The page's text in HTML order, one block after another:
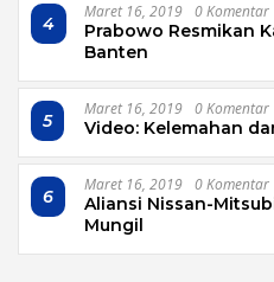
4
Maret 16, 2019 0 Komentar
Prabowo Resmikan
Banten
5
Maret 16, 2019 0 Komentar
Video: Kelemahan
6
Maret 16, 2019 0 Komentar
Aliansi Nissan-
Mungil